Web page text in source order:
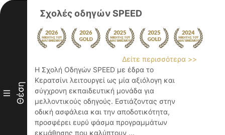
III Θέση
Σχολές οδηγών SPEED
Δείτε περισσότερα >>
Η Σχολή Οδηγών SPEED με έδρα το
Κερατσίνι λειτουργεί ως μία αξιόλογη και
σύγχρονη εκπαιδευτική μονάδα για
μελλοντικούς οδηγούς. Εστιάζοντας στην
οδική ασφάλεια και την αποδοτικότητα,
προσφέρει ευρύ φάσμα προγραμμάτων
εκμάθησης που καλύπτουν ...